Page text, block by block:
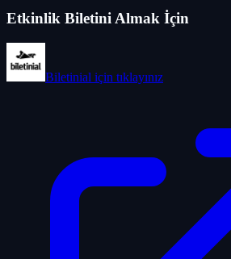
Etkinlik Biletini Almak İçin
Biletinial için tıklayınız